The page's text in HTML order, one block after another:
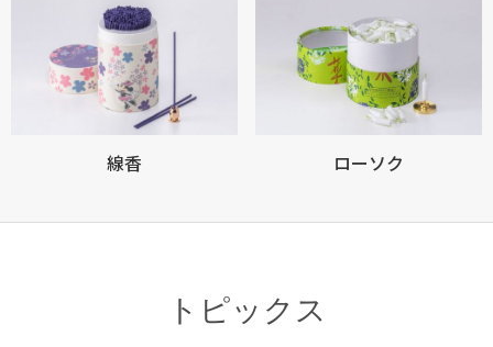
線香 ローソク
トピックス